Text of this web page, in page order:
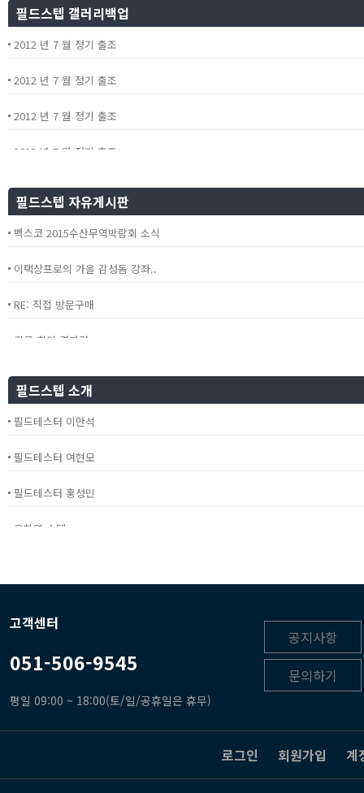
필드스텝 갤러리백업
2012 년 7 월 정기 출조
2012 년 7 월 정기 출조
2012 년 7 월 정기 출조
2012 년 7 월 정기 출조
2012 년 7 월 정기 출조
필드스텝 자유게시판
벡스코 2015수산무역박람회 소식
이택상프로의 가을 감성돔 강좌..
RE: 직접 방문구매
긴급 회의 결과건
2024년 7월 정기모임 공지
필드스텝 소개
필드테스터 이만석
필드테스터 여현모
필드테스터 홍성민
윤화열 스텝
고객센터
051-506-9545
평일 09:00 ~ 18:00(토/일/공휴일은 휴무)
공지사항
문의하기
로그인 회원가입 계